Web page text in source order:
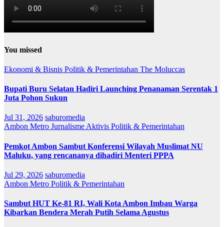
You missed
Ekonomi & Bisnis Politik & Pemerintahan The Moluccas
Bupati Buru Selatan Hadiri Launching Penanaman Serentak 1
Juta Pohon Sukun
Jul 31, 2026 saburomedia
Ambon Metro Jurnalisme Aktivis Politik & Pemerintahan
Pemkot Ambon Sambut Konferensi Wilayah Muslimat NU
Maluku, yang rencananya dihadiri Menteri PPPA
Jul 29, 2026 saburomedia
Ambon Metro Politik & Pemerintahan
Sambut HUT Ke-81 RI, Wali Kota Ambon Imbau Warga
Kibarkan Bendera Merah Putih Selama Agustus